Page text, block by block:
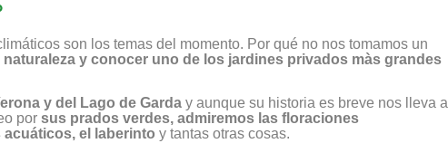
son los temas del momento. Por qué no nos tomamos un
naturaleza y conocer uno de los jardines privados màs grandes
y del Lago de Garda y aunque su historia es breve nos lleva a
por sus prados verdes, admiremos las floraciones
el laberinto y tantas otras cosas.